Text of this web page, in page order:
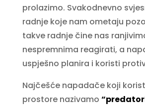
prolazimo. Svakodnevno
radnje koje nam ometaju
takve radnje čine nas
nespremnima reagirati, a
uspješno planira i koristi
Najčešće napadače koji
prostore nazivamo